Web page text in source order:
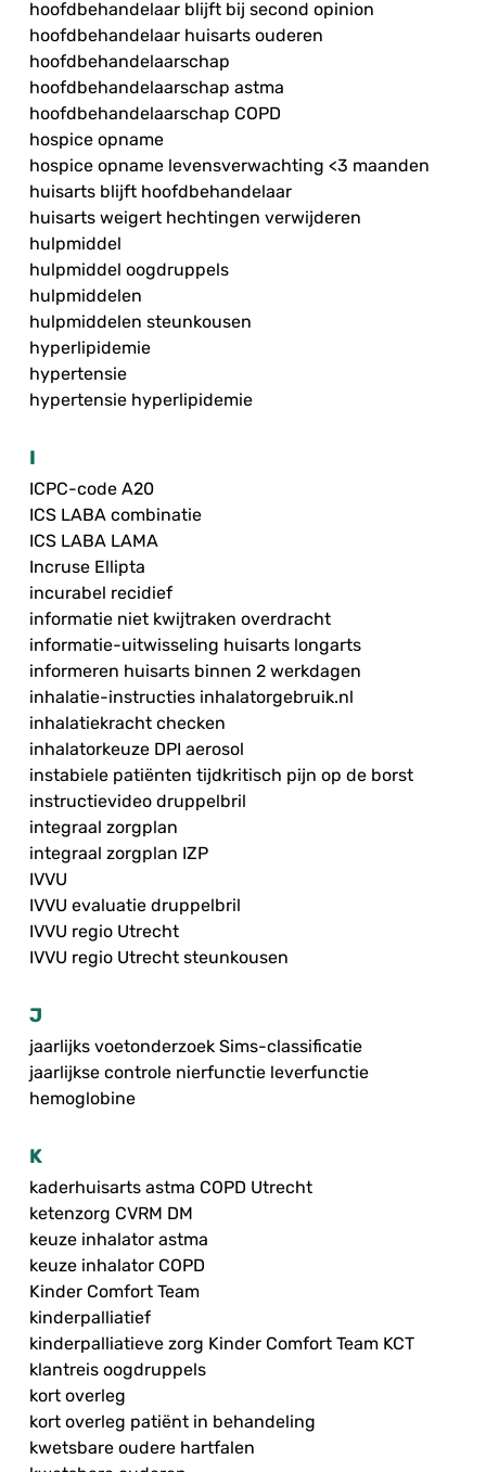
hoofdbehandelaar blijft bij second opinion
hoofdbehandelaar huisarts ouderen
hoofdbehandelaarschap
hoofdbehandelaarschap astma
hoofdbehandelaarschap COPD
hospice opname
hospice opname levensverwachting <3 maanden
huisarts blijft hoofdbehandelaar
huisarts weigert hechtingen verwijderen
hulpmiddel
hulpmiddel oogdruppels
hulpmiddelen
hulpmiddelen steunkousen
hyperlipidemie
hypertensie
hypertensie hyperlipidemie
I
ICPC-code A20
ICS LABA combinatie
ICS LABA LAMA
Incruse Ellipta
incurabel recidief
informatie niet kwijtraken overdracht
informatie-uitwisseling huisarts longarts
informeren huisarts binnen 2 werkdagen
inhalatie-instructies inhalatorgebruik.nl
inhalatiekracht checken
inhalatorkeuze DPI aerosol
instabiele patiënten tijdkritisch pijn op de borst
instructievideo druppelbril
integraal zorgplan
integraal zorgplan IZP
IVVU
IVVU evaluatie druppelbril
IVVU regio Utrecht
IVVU regio Utrecht steunkousen
J
jaarlijks voetonderzoek Sims-classificatie
jaarlijkse controle nierfunctie leverfunctie
hemoglobine
K
kaderhuisarts astma COPD Utrecht
ketenzorg CVRM DM
keuze inhalator astma
keuze inhalator COPD
Kinder Comfort Team
kinderpalliatief
kinderpalliatieve zorg Kinder Comfort Team KCT
klantreis oogdruppels
kort overleg
kort overleg patiënt in behandeling
kwetsbare oudere hartfalen